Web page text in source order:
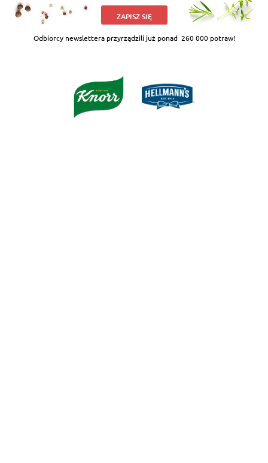
ZAPISZ SIĘ
Odbiorcy newslettera przyrządzili już ponad 260 000 potraw!